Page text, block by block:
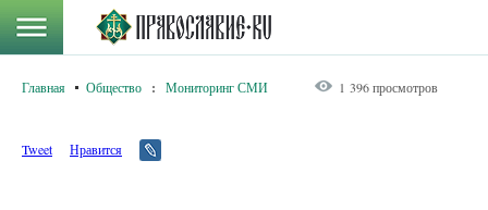
Главная Общество : Мониторинг СМИ 1 396 просмотров
Tweet Нравится